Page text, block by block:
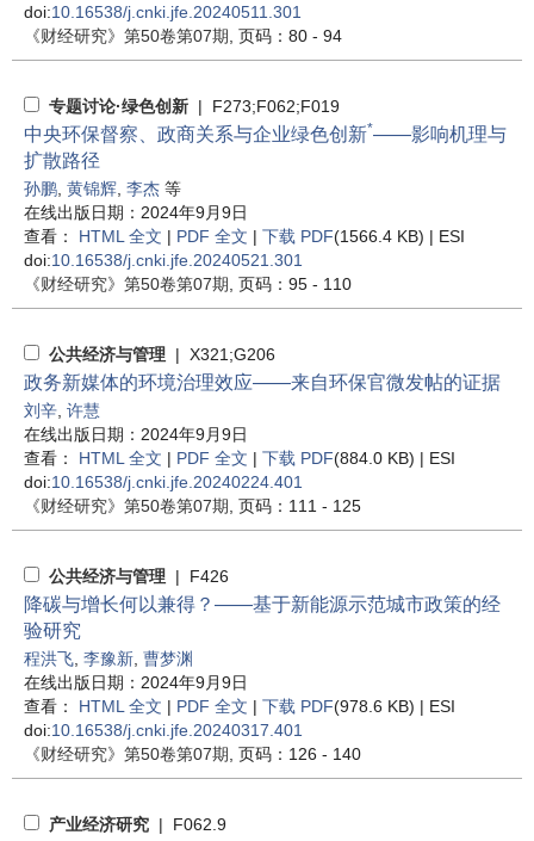
doi:10.16538/j.cnki.jfe.20240511.301
《财经研究》 第50卷第07期 , 页码：80 - 94
专题讨论·绿色创新 | F273;F062;F019
中央环保督察、政商关系与企业绿色创新*——影响机理与
扩散路径
孙鹏 黄锦辉 李杰 等
在线出版日期：2024年9月9日
查看： HTML 全文 | PDF 全文 | 下载 PDF(1566.4 KB) | ESI
doi:10.16538/j.cnki.jfe.20240521.301
《财经研究》 第50卷第07期 , 页码：95 - 110
公共经济与管理 | X321;G206
政务新媒体的环境治理效应——来自环保官微发帖的证据
刘辛 许慧
在线出版日期：2024年9月9日
查看： HTML 全文 | PDF 全文 | 下载 PDF(884.0 KB) | ESI
doi:10.16538/j.cnki.jfe.20240224.401
《财经研究》 第50卷第07期 , 页码：111 - 125
公共经济与管理 | F426
降碳与增长何以兼得？——基于新能源示范城市政策的经
验研究
程洪飞 李豫新 曹梦渊
在线出版日期：2024年9月9日
查看： HTML 全文 | PDF 全文 | 下载 PDF(978.6 KB) | ESI
doi:10.16538/j.cnki.jfe.20240317.401
《财经研究》 第50卷第07期 , 页码：126 - 140
产业经济研究 | F062.9